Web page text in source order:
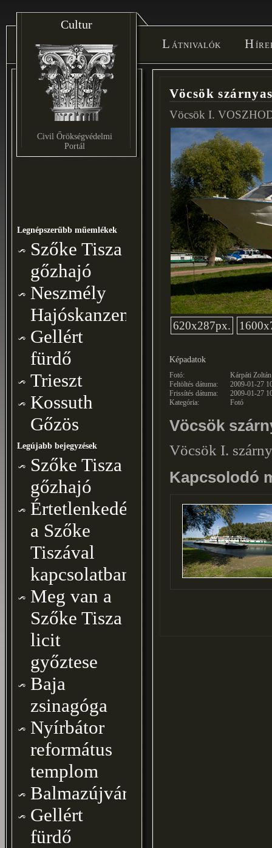
Cultur
Civil Őrökségvédelmi
Portál
Látnivalók
Vöcsök
Vöcsök I.
620x287px.
Képadatok
Fotó:
Kárpáti Zoltán
Feltöltés dátuma:
2009-01-27
Frissítés dátuma:
2009-01-27
Kategória:
Fotó
Vöcsök
Vöcsök I.
Kapcsolodó
Legnépszerűbb műemlékek
Szőke Tisza
gőzhajó
Neszmély
Hajóskanzen
Gellért
fürdő
Trieszt
Kossuth
Gőzös
Legújabb bejegyzések
Szőke Tisza
gőzhajó
Értetlenkedéseim
a Szőke
Tiszával
kapcsolatban
Meg van a
Szőke Tisza
licit
győztese
Baja
zsinagóga
Nyírbátor
református
templom
Balmazújváros
Gellért
fürdő